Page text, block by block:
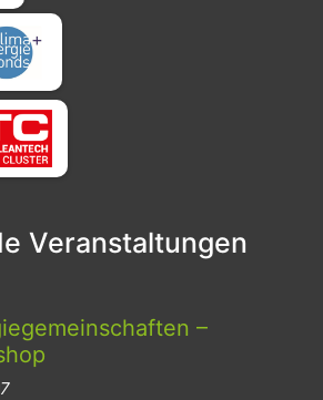
Veranstaltungen
–